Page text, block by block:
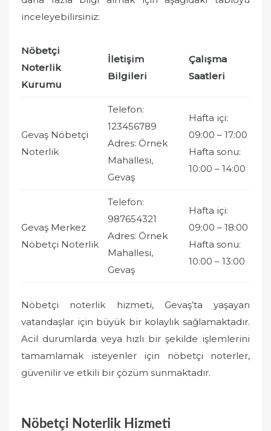
inceleyebilirsiniz:
Nöbetçi
Noterlik
Kurumu
İletişim
Bilgileri
Çalışma
Saatleri
Gevaş Nöbetçi
Noterlik
Telefon:
123456789
Adres: Örnek
Mahallesi,
Gevaş
Hafta içi:
09:00 – 17:00
Hafta sonu:
10:00 – 14:00
Gevaş Merkez
Nöbetçi Noterlik
Telefon:
987654321
Adres: Örnek
Mahallesi,
Gevaş
Hafta içi:
09:00 – 18:00
Hafta sonu:
10:00 – 13:00
Nöbetçi noterlik hizmeti, Gevaş’ta yaşayan
vatandaşlar için büyük bir kolaylık sağlamaktadır.
Acil durumlarda veya hızlı bir şekilde işlemlerini
tamamlamak isteyenler için nöbetçi noterler,
güvenilir ve etkili bir çözüm sunmaktadır.
Nöbetçi Noterlik Hizmeti